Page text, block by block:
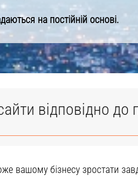
на постійній основі.
відповідно до
вашому бізнесу зростати